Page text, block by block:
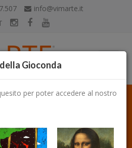
info@vimarte.it
Gioconda
per poter accedere al nostro